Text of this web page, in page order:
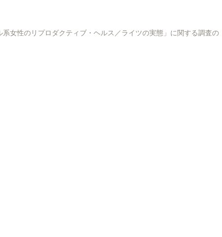
性のリプロダクティブ・ヘルス／ライツの実態」に関する調査の